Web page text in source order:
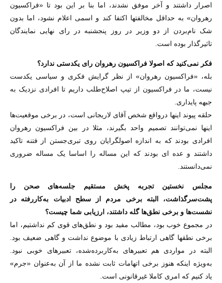
اصرار داشتند و آخر موفق نشدند، اما بنا بر این بود تا «فراکسیون
رهروان» به حداقل مخالفت‏ها اکتفا کند و اسمی اعلام نشود، اما بدون
شک نام‌بردن از دو وزیر در روز پنجشنبه در رای نهایی نمایندگان
تاثیرگذار بوده است.
‌فکر نمی‌کنید که اصولا فراکسیون رهروان رای یکدستی ندارد؟
بله، «فراکسیون رهروان» از نظر گرایش فکری و سیاسی یکدست
نیست، ما در فراکسیون از تیپ اصلاح‌طلب داریم تا افرادی نزدیک به
جبهه پایداری.
حلقه پیوند اینها درواقع شخص آقای لاریجانی است، در برخی موقعیت‌ها
اینها نمی‌توانند تصمیم واحد بگیرند، مثلا در بین فراکسیون رهروان
افرادی بودند که به اندازه اصولگرایان روی تبری‌جستن از فتنه تاکید
داشتند و عده‏ ای بودند که این مساله را اساسا یک مساله ضروری
نمی‌دانستند.
‌مجلس نخستین تجربه پخش مستقیم جلسه‌های صحن را
پشت‌سرگذاشت، البته برخی مردم از سطح ادبیات به‌کاررفته در
نشست‌ها و برخی نطق‌ها گله داشتند، ارزیابی شما چیست؟
در مجموع خوب بود، مطالب مفید بود و نطق‌های قوی کم نداشتیم، اما
برخی نطق‏ها گاهی ارتباط زیادی با موضوع نداشت و گاهی ضعیف بود.
البته در مواردی هم تعبیرهای به‌کاربرده‌شده، تعبیرهای خوبی نبود.
به‌ویژه اینکه هنوز برخی اتهامات ثابت نشده ما از آن به‌عنوان «جرم»
یاد کنیم که امری کاملا غیرقانونی است.